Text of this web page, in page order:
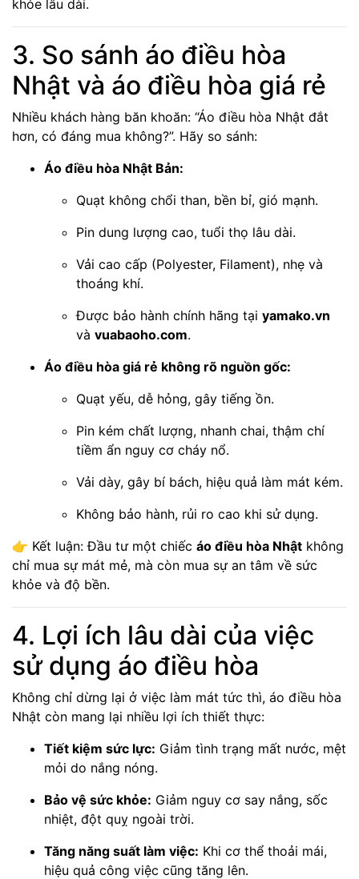
khỏe lâu dài.
3. So sánh áo điều hòa
Nhật và áo điều hòa giá rẻ
Nhiều khách hàng băn khoăn: “Áo điều hòa Nhật đắt
hơn, có đáng mua không?”. Hãy so sánh:
Áo điều hòa Nhật Bản:
Quạt không chổi than, bền bỉ, gió mạnh.
Pin dung lượng cao, tuổi thọ lâu dài.
Vải cao cấp (Polyester, Filament), nhẹ và
thoáng khí.
Được bảo hành chính hãng tại yamako.vn
và vuabaoho.com.
Áo điều hòa giá rẻ không rõ nguồn gốc:
Quạt yếu, dễ hỏng, gây tiếng ồn.
Pin kém chất lượng, nhanh chai, thậm chí
tiềm ẩn nguy cơ cháy nổ.
Vải dày, gây bí bách, hiệu quả làm mát kém.
Không bảo hành, rủi ro cao khi sử dụng.
👉 Kết luận: Đầu tư một chiếc áo điều hòa Nhật không
chỉ mua sự mát mẻ, mà còn mua sự an tâm về sức
khỏe và độ bền.
4. Lợi ích lâu dài của việc
sử dụng áo điều hòa
Không chỉ dừng lại ở việc làm mát tức thì, áo điều hòa
Nhật còn mang lại nhiều lợi ích thiết thực:
Tiết kiệm sức lực: Giảm tình trạng mất nước, mệt
mỏi do nắng nóng.
Bảo vệ sức khỏe: Giảm nguy cơ say nắng, sốc
nhiệt, đột quỵ ngoài trời.
Tăng năng suất làm việc: Khi cơ thể thoải mái,
hiệu quả công việc cũng tăng lên.